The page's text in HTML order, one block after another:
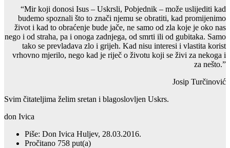
“Mir koji donosi Isus – Uskrsli, Pobjednik – može uslijediti kad
budemo spoznali što to znači njemu se obratiti, kad promijenimo
život i kad to obraćenje bude jače, ne samo od zla koje je oko nas
nego i od straha, pa i onoga zadnjega, od smrti ili od gubitaka. Samo
tako se prevladava zlo i grijeh. Kad nisu interesi i vlastita korist
vrhovno mjerilo, nego kad je riječ o životu koji se živi za nekoga i
za nešto.”
Josip Turčinović
Svim čitateljima želim sretan i blagoslovljen Uskrs.
don Ivica
Piše: Don Ivica Huljev, 28.03.2016.
Pročitano 758 put(a)